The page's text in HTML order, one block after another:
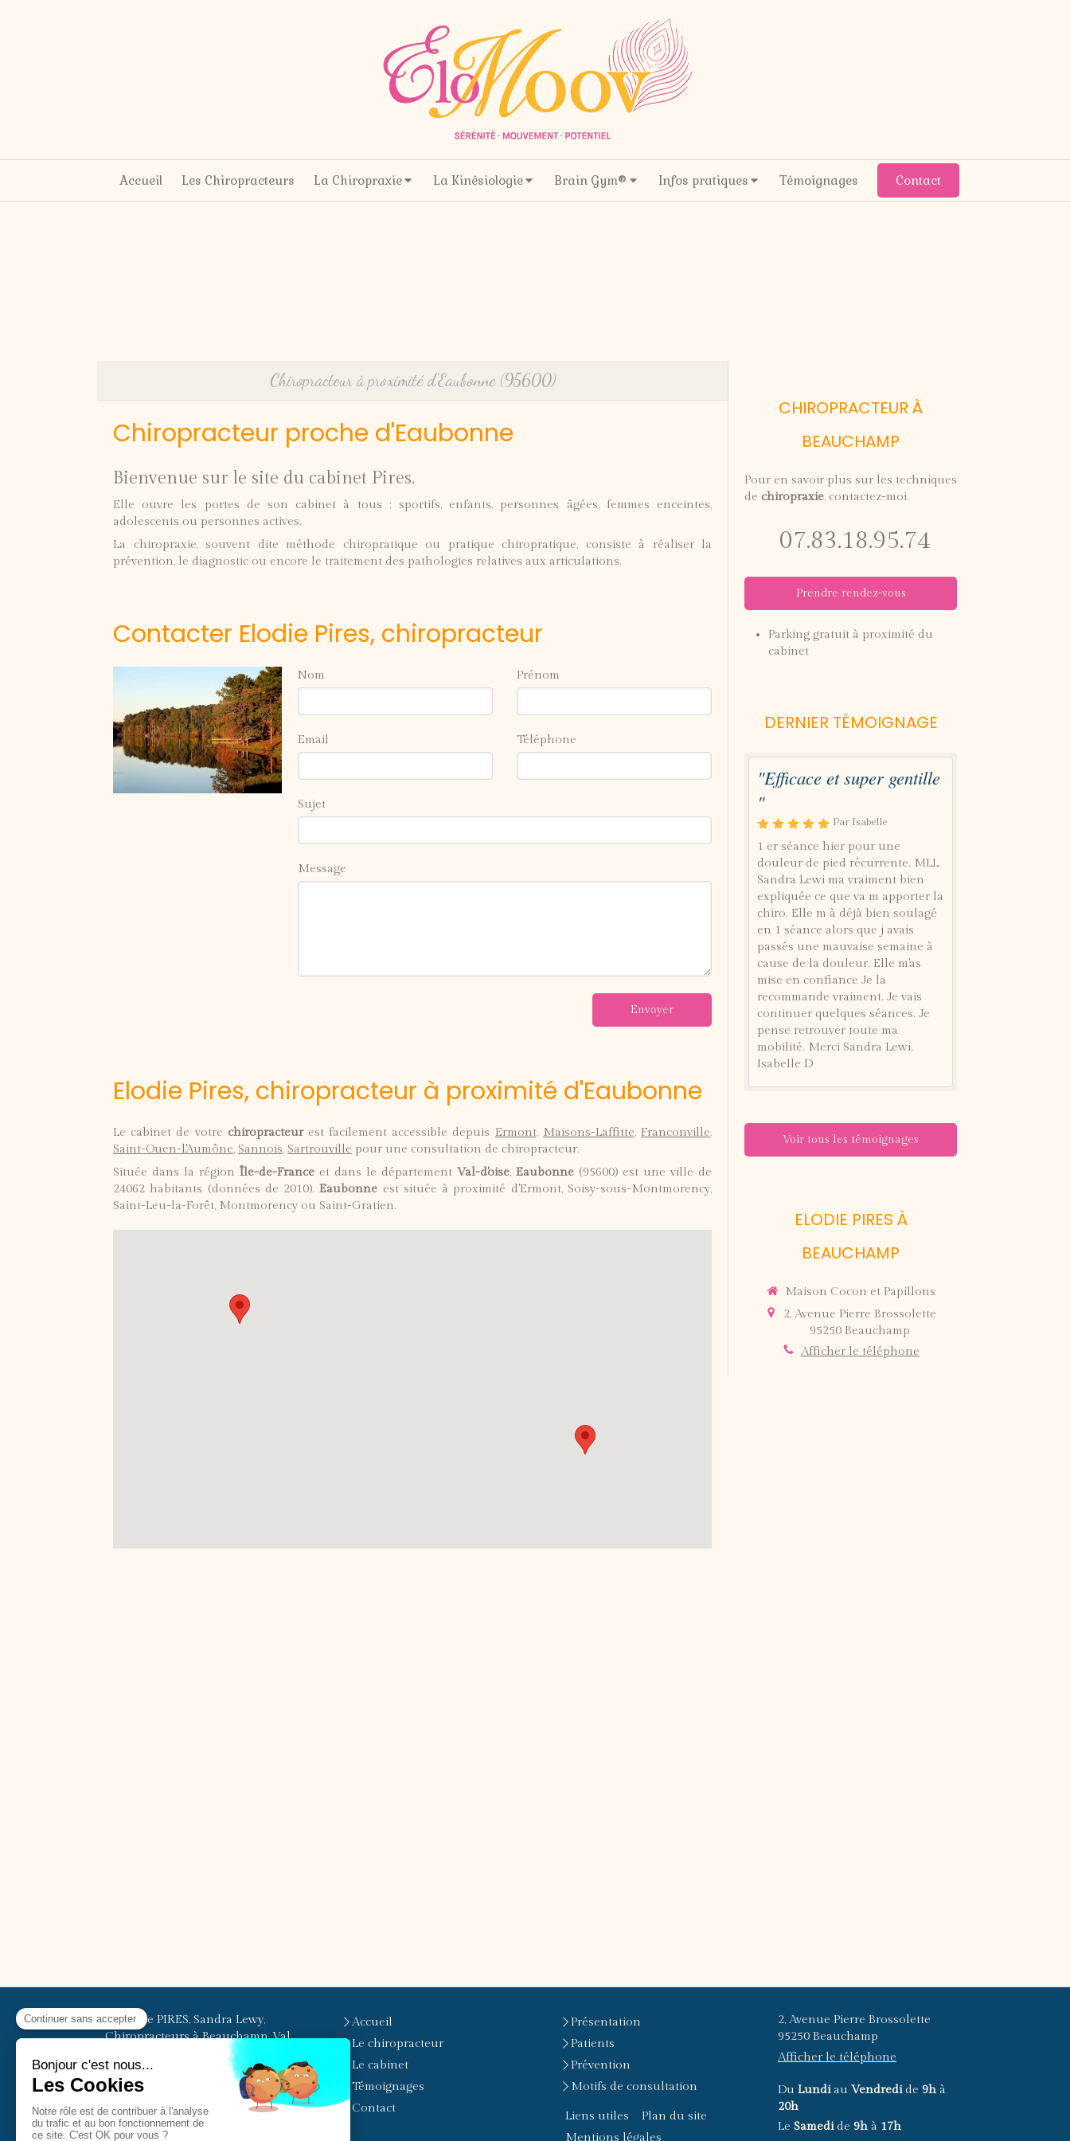
Accueil Les Chiropracteurs La Chiropraxie La Kinésiologie Brain Gym® Infos pratiques Témoignages Contact
Chiropracteur à proximité d'Eaubonne (95600)
Chiropracteur proche d'Eaubonne
Bienvenue sur le site du cabinet Pires.
Elle ouvre les portes de son cabinet à tous : sportifs, enfants, personnes âgées, femmes enceintes,
adolescents ou personnes actives.
La chiropraxie, souvent dite méthode chiropratique ou pratique chiropratique, consiste à réaliser la
prévention, le diagnostic ou encore le traitement des pathologies relatives aux articulations.
Contacter Elodie Pires, chiropracteur
Nom Prénom
Email Téléphone
Sujet
Message
Envoyer
Elodie Pires, chiropracteur à proximité d'Eaubonne
Le cabinet de votre chiropracteurest facilement accessible depuis Ermont, Maisons-Laffitte, Franconville,
Saint-Ouen-l'Aumône, Sannois, Sartrouville pour une consultation de chiropracteur.
Située dans la région Île-de-France et dans le département Val-d'oise, Eaubonne (95600) est une ville de
24062 habitants (données de 2010).Eaubonne est située à proximité d'Ermont, Soisy-sous-Montmorency,
Saint-Leu-la-Forêt, Montmorency ou Saint-Gratien.
CHIROPRACTEUR À
BEAUCHAMP
Pour en savoir plus sur les techniques
de chiropraxie, contactez-moi.
07.83.18.95.74
Prendre rendez-vous
Parking gratuit à proximité du
cabinet
DERNIER TÉMOIGNAGE
"Efficace et super gentille
"
Par Isabelle
1 er séance hier pour une
douleur de pied récurrente. MLL
Sandra Lewi ma vraiment bien
expliquée ce que va m apporter la
chiro. Elle m à déjà bien soulagé
en 1 séance alors que j avais
passés une mauvaise semaine à
cause de la douleur. Elle m'as
mise en confiance Je la
recommande vraiment. Je vais
continuer quelques séances. Je
pense retrouver toute ma
mobilité. Merci Sandra Lewi.
Isabelle D
Voir tous les témoignages
ELODIE PIRES À
BEAUCHAMP
Maison Cocon et Papillons
2, Avenue Pierre Brossolette
95250 Beauchamp
Afficher le téléphone
© Elodie PIRES, Sandra Lewy,
Chiropracteurs à Beauchamp, Val
Cabinet facilement accessible
depuis Beauchamp, Pierrelaye,
Herblay, Taverny, Bessancourt, Le
Accueil
Le chiropracteur
Le cabinet
Témoignages
Contact
Présentation
Patients
Prévention
Motifs de consultation
Liens utiles
Plan du site
Mentions légales
2, Avenue Pierre Brossolette
95250 Beauchamp
Afficher le téléphone
Du Lundiau Vendredide 9h à
20h
Le Samedide 9h à 17h